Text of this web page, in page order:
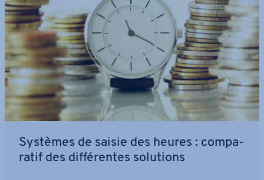
Systèmes de saisie des heures : com­pa­
ra­tif des dif­fé­rentes solutions